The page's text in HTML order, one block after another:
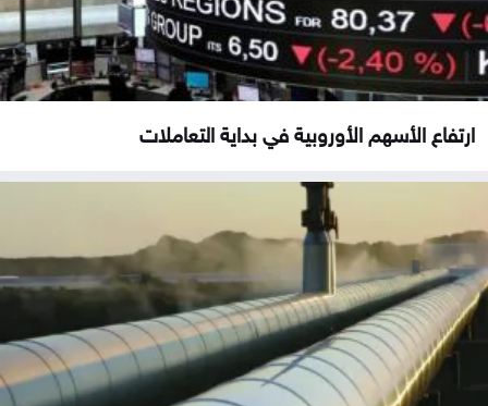
ارتفاع الأسهم الأوروبية في بداية التعاملات